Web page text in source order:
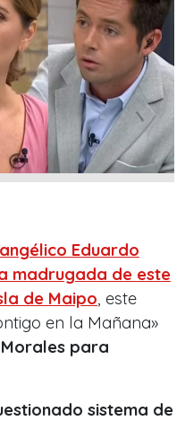
Eduardo
madrugada de este
de Maipo, este
en la Mañana»
para
sistema de